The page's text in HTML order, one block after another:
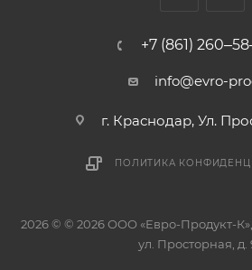
+7 (861)
info@evro-
г. Краснодар, ​Ул.
ПОЛИТИКА
2026 © © 2026 ООО «Евро-Продукт-К»,
ул. Просторная, д.